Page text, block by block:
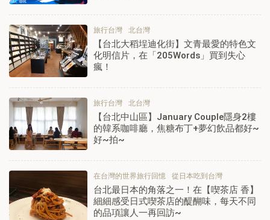
旅行台灣 北台灣
【台北大稻埕迪化街】文青最愛的特色文
化明信片，在「205Words」買到失心
瘋！
旅行台灣 北台灣
【台北中山區】January Couple隱身2樓
的韓系咖啡廳，焦糖布丁+夢幻飲品都好~
好~拍~
在台灣的世界旅行回憶 從日本吃到台灣
台北最日本的角落之一！在【喫茶店 香】
細細感受日式喫茶店的醍醐味，每天不同
的品項讓人一再回訪~